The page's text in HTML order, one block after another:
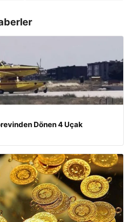
Dönen 4 Uçak